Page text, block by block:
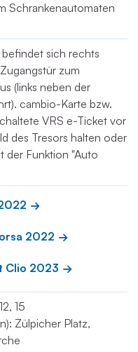
Schrankenautomaten
sich rechts
zum
(links neben der
cambio-Karte bzw.
VRS e-Ticket vor
des Tresors halten oder
der Funktion "Auto
2022
Clio 2023
15
Zülpicher Platz,